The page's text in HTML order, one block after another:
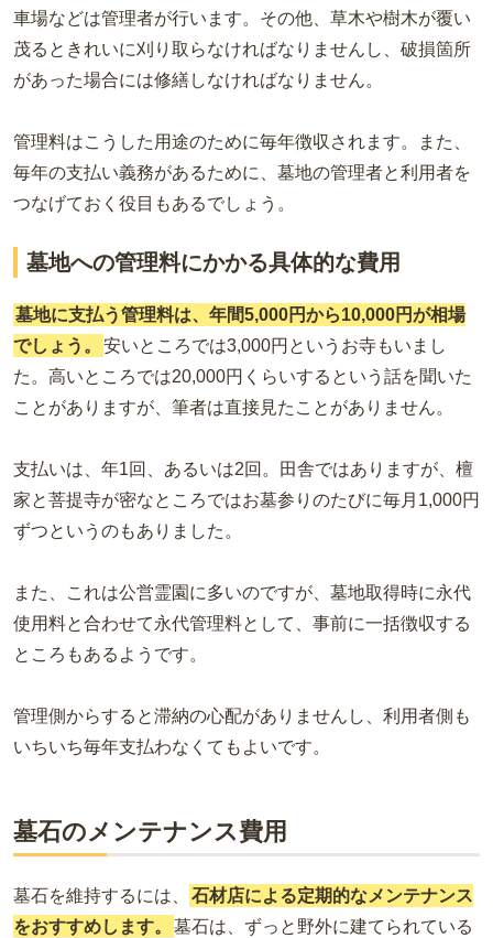
車場などは管理者が行います。その他、草木や樹木が覆い
茂るときれいに刈り取らなければなりませんし、破損箇所
があった場合には修繕しなければなりません。
管理料はこうした用途のために毎年徴収 されます。また、
毎年の支払い義務があるために、墓地の管理者と利用者を
つなげておく役目もあるでしょう。
墓地への管理料にかかる具体的な費用
墓地に支払う管理料は、年間5,000円から10,000円が相場
でしょう。
安いところでは3,000円というお寺もいまし
た。高いところでは20,000円くらいするという話を聞いた
ことがありますが、筆者は直接見たことがありません。
支払いは、年1回、あるいは2回。田舎ではありますが、檀
家と菩提寺が密なところではお墓参りのたびに毎月1,000円
ずつというのもありました。
また、これは公営霊園に多いのですが、墓地取得時に永代
使用料と合わせて永代管理料として、事前に一括徴収する
ところもあるようです。
管理側からすると滞納の心配がありませんし、利用者側も
いちいち毎年支払わなくてもよいです。
墓石のメンテナンス費用
墓石を維持するには、
石材店による定期的なメンテナンス
をおすすめします。
墓石は、ずっと野外に建てられている